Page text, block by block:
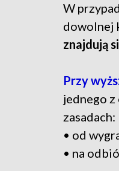
W
dowolnej
znajdują
Przy
jednego
zasadach:
• od
• na